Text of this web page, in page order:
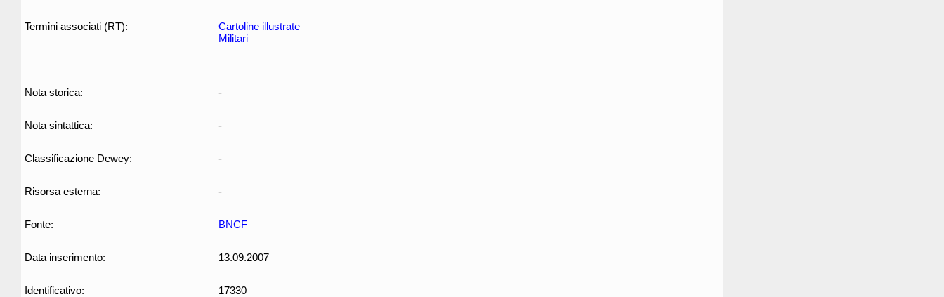
Termini associati (RT):
Cartoline illustrate
Militari
Nota storica: -
Nota sintattica: -
Classificazione Dewey: -
Risorsa esterna: -
Fonte: BNCF
Data inserimento: 13.09.2007
Identificativo: 17330